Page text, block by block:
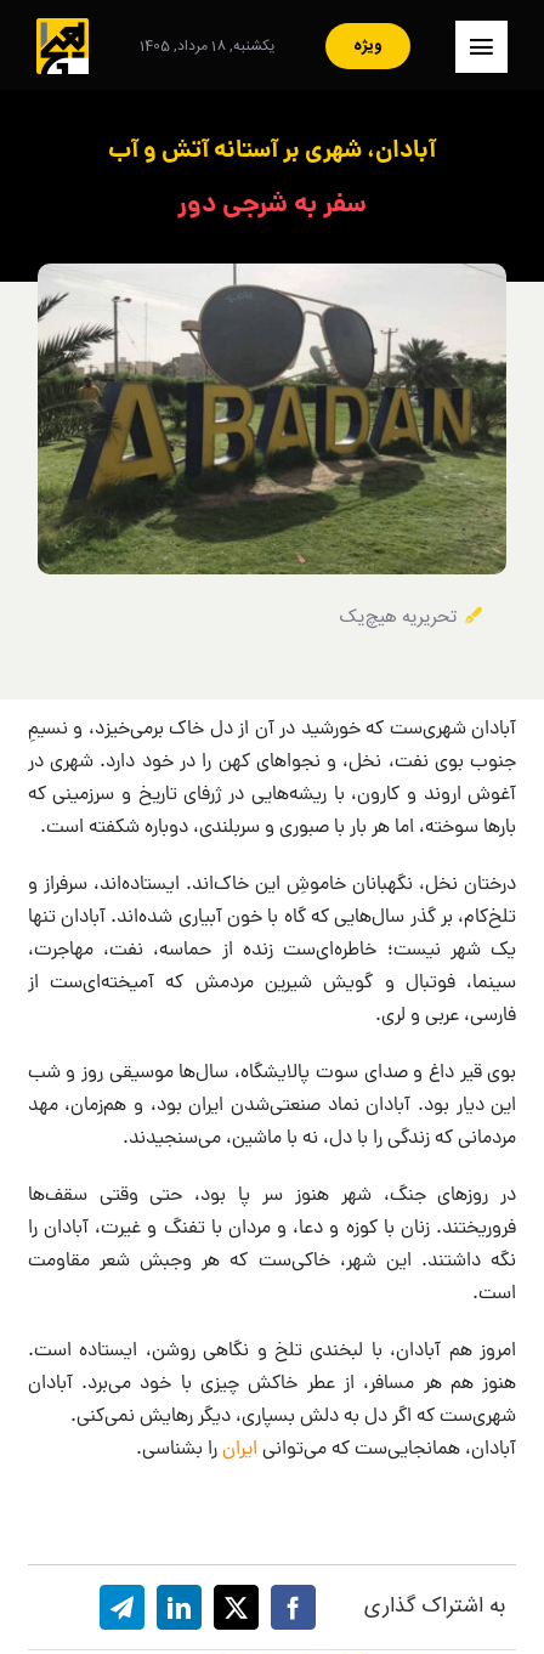
contentکنترلر
– مصاحبه
– فرهنگ و هنر
– هنرمندان
– آرشیو
– تماس با ما
ویژه یکشنبه, 18 مرداد, 1405
آبادان، شهری بر آستانه‌ آتش و آب
سفر به شرجی دور
تحریریه هیچ‌یک
آبادان شهری‌ست که خورشید در آن از دل خاک برمی‌خیزد، و نسیمِ
جنوب بوی نفت، نخل، و نجواهای کهن را در خود دارد. شهری در
آغوش اروند و کارون، با ریشه‌هایی در ژرفای تاریخ و سرزمینی که
بارها سوخته، اما هر بار با صبوری و سربلندی، دوباره شکفته است.
درختان نخل، نگهبانان خاموشِ این خاک‌اند. ایستاده‌اند، سرفراز و
تلخ‌کام، بر گذر سال‌هایی که گاه با خون آبیاری شده‌اند. آبادان تنها
یک شهر نیست؛ خاطره‌ای‌ست زنده از حماسه، نفت، مهاجرت،
سینما، فوتبال و گویش شیرین مردمش که آمیخته‌ای‌ست از
فارسی، عربی و لری.
بوی قیر داغ و صدای سوت پالایشگاه، سال‌ها موسیقی روز و شب
این دیار بود. آبادان نماد صنعتی‌شدن ایران بود، و هم‌زمان، مهد
مردمانی که زندگی را با دل، نه با ماشین، می‌سنجیدند.
در روزهای جنگ، شهر هنوز سر پا بود، حتی وقتی سقف‌ها
فروریختند. زنان با کوزه و دعا، و مردان با تفنگ و غیرت، آبادان را
نگه داشتند. این شهر، خاکی‌ست که هر وجبش شعر مقاومت
است.
امروز هم آبادان، با لبخندی تلخ و نگاهی روشن، ایستاده است.
هنوز هم هر مسافر، از عطر خاکش چیزی با خود می‌برد. آبادان
شهری‌ست که اگر دل به دلش بسپاری، دیگر رهایش نمی‌کنی.
آبادان، همانجایی‌ست که می‌توانی ایرانرا بشناسی.
به اشتراک گذاری